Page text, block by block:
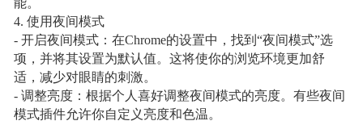
能。
4. 使用夜间模式
- 开启夜间模式：在Chrome的设置中，找到“夜间模式”选
项，并将其设置为默认值。这将使你的浏览环境更加舒
适，减少对眼睛的刺激。
- 调整亮度：根据个人喜好调整夜间模式的亮度。有些夜间
模式插件允许你自定义亮度和色温。